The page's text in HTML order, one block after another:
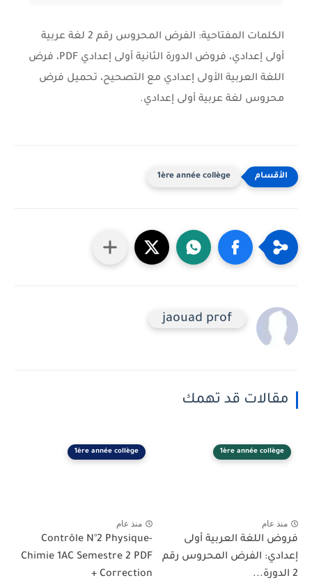
الكلمات المفتاحية:
الفرض المحروس رقم 2 لغة عربية
أولى إعدادي، فروض الدورة الثانية أولى إعدادي PDF، فرض
اللغة العربية الأولى إعدادي مع التصحيح، تحميل فرض
محروس لغة عربية أولى إعدادي.
1ère année collège
jaouad prof
مقالات قد تهمك
1ère année collège
منذ عام
فروض اللغة العربية أولى
إعدادي: الفرض المحروس رقم
2 الدورة...
1ère année collège
منذ عام
Contrôle N°2 Physique-
Chimie 1AC Semestre 2 PDF
+ Correction